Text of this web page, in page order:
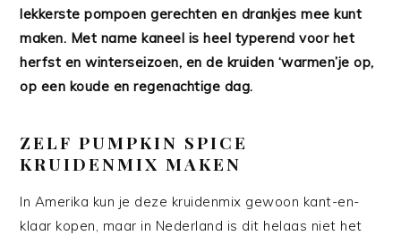
lekkerste pompoen gerechten en drankjes mee kunt
maken. Met name kaneel is heel typerend voor het
herfst en winterseizoen, en de kruiden ‘warmen’je op,
op een koude en regenachtige dag.
ZELF PUMPKIN SPICE
KRUIDENMIX MAKEN
In Amerika kun je deze kruidenmix gewoon kant-en-
klaar kopen, maar in Nederland is dit helaas niet het